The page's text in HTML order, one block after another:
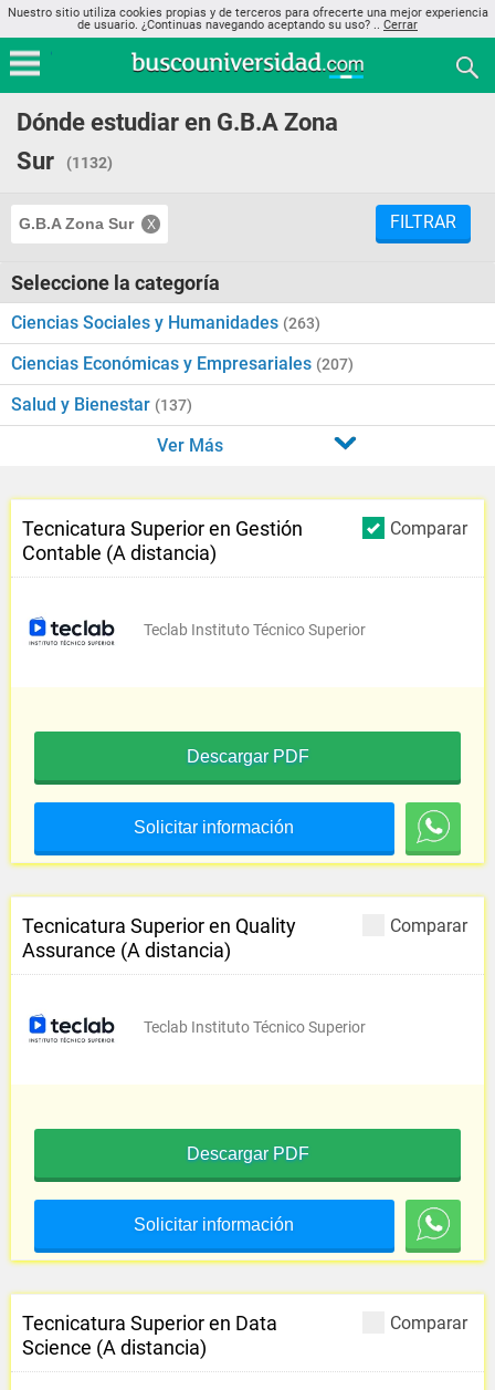
Nuestro sitio utiliza cookies propias y de terceros para ofrecerte una mejor experiencia
de usuario. ¿Continuas navegando aceptando su uso? .. Cerrar
Dónde estudiar en G.B.A Zona
Sur
(1132)
G.B.A Zona Sur FILTRAR
Seleccione la categoría
Ciencias Sociales y Humanidades (263)
Ciencias Económicas y Empresariales (207)
Salud y Bienestar (137)
Ver Más
Comparar
Tecnicatura Superior en Gestión
Contable (A distancia)
Teclab Instituto Técnico Superior
Descargar PDF
Solicitar información
Comparar
Tecnicatura Superior en Quality
Assurance (A distancia)
Teclab Instituto Técnico Superior
Descargar PDF
Solicitar información
Comparar
Tecnicatura Superior en Data
Science (A distancia)